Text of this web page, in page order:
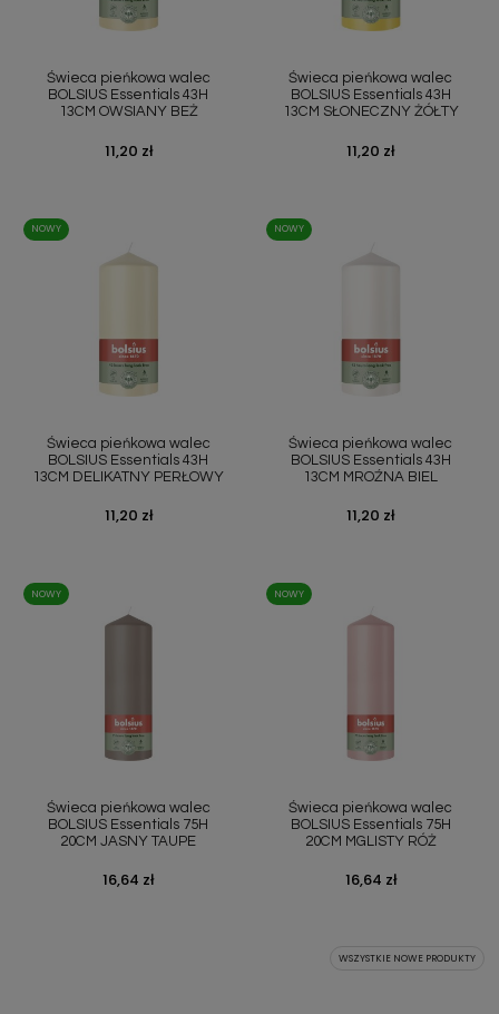
Świeca pieńkowa walec
BOLSIUS Essentials 43H
13CM OWSIANY BEŻ
Cena
11,20 zł
Świeca pieńkowa walec
BOLSIUS Essentials 43H
13CM SŁONECZNY ŻÓŁTY
Cena
11,20 zł
Świeca pieńkowa walec
BOLSIUS Essentials 43H
13CM DELIKATNY PERŁOWY
Cena
11,20 zł
NOWY
Świeca pieńkowa walec
BOLSIUS Essentials 43H
13CM MROŹNA BIEL
Cena
11,20 zł
NOWY
Świeca pieńkowa walec
BOLSIUS Essentials 75H
20CM JASNY TAUPE
Cena
16,64 zł
NOWY
Świeca pieńkowa walec
BOLSIUS Essentials 75H
20CM MGLISTY RÓŻ
Cena
16,64 zł
NOWY
WSZYSTKIE NOWE PRODUKTY